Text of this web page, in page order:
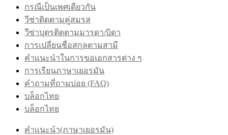
กรณีเป็นเพศเดียวกัน
วีซ่าติดตามคู่สมรส
วีซ่าบุตรติดตามมารดา/บิดา
การเปลี่ยนชื่อสกุลตามสามี
คำแนะนำในการขอเอกสารต่าง ๆ
การเรียนภาษาเยอรมัน
คำถามที่ถามบ่อย (FAQ)
บล็อกไทย
บล็อกไทย
คำแนะนำ(ภาษาเยอรมัน)